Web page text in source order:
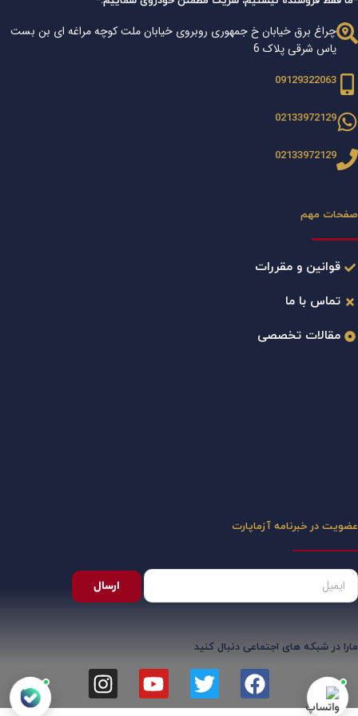
چراغ برق خیابان خ جمهوری روبروی خیابان ملت کوچه مراغه ای بن بست
یاس شرقی پلاک 6
09129322063
02133972129
02133972129
صفحات مهم
قوانین و مقررات
تماس با ما
مقالات تخصصی
عضویت در خبرنامه آزماپارت
ارسال
مارا در شبکه های اجتماعی دنبال کنید